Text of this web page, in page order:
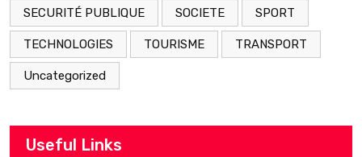
SECURITÉ PUBLIQUE SOCIETE SPORT
TECHNOLOGIES TOURISME TRANSPORT
Uncategorized
Useful Links